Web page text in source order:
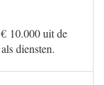
10.000 uit de
diensten.